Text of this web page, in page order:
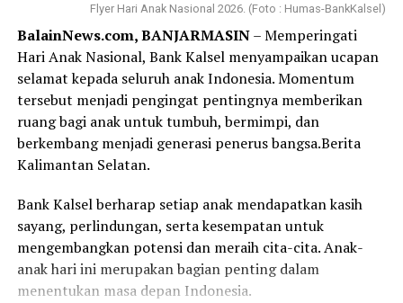
nomor antrean. Yang membuat saya terkesan, bahkan
sebelum formulir selesai saya isi, nomor antrean saya
sudah dipanggil. Proses pembukaan rekening
berlangsung cepat, tertib, dan pelayanan yang diberikan
terasa ramah serta membantu.
Bagi sebagian orang, membuka rekening mungkin
merupakan hal biasa. Namun bagi saya, hari ini menjadi
sekadar buku tabungan, melainkan ikhtiar kecil untuk
mendekatkan diri pada impian besar, yaitu memenuhi
panggilan Allah SWT ke Tanah Suci.
Terima kasih kepada Bank Kalsel Syariah atas pelayanan
Flyer Hari Anak Nasional 2026. (Foto : Humas-BankKalsel)
BalainNews.com, BANJARMASIN– Memperingati
Hari Anak Nasional, Bank Kalsel menyampaikan ucapan
selamat kepada seluruh anak Indonesia. Momentum
tersebut menjadi pengingat pentingnya memberikan
ruang bagi anak untuk tumbuh, bermimpi, dan
berkembang menjadi generasi penerus bangsa.Berita
Kalimantan Selatan.
Bank Kalsel berharap setiap anak mendapatkan kasih
sayang, perlindungan, serta kesempatan untuk
mengembangkan potensi dan meraih cita-cita. Anak-
anak hari ini merupakan bagian penting dalam
menentukan masa depan Indonesia.